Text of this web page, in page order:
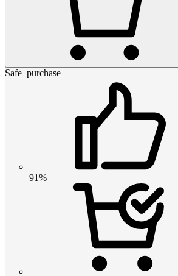
Safe_purchase
91%